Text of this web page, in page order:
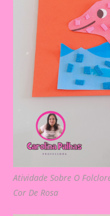
Atividade Sobre O
Cor De Rosa